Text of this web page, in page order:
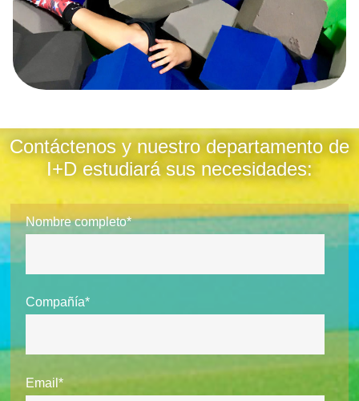
Contáctenos y nuestro departamento de
I+D estudiará sus necesidades:
Nombre completo*
Compañía*
Email*